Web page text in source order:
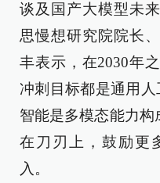
谈及国产大模型未
思慢想研究院院长
丰表示，在2030年
冲刺目标都是通用
智能是多模态能力构
在刀刃上，鼓励更
入。